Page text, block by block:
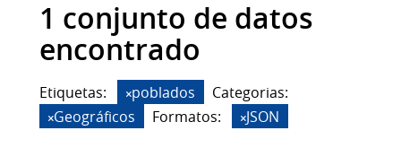
1 conjunto de datos
encontrado
Etiquetas: poblados
Categorias:
Geográficos
Formatos: JSON